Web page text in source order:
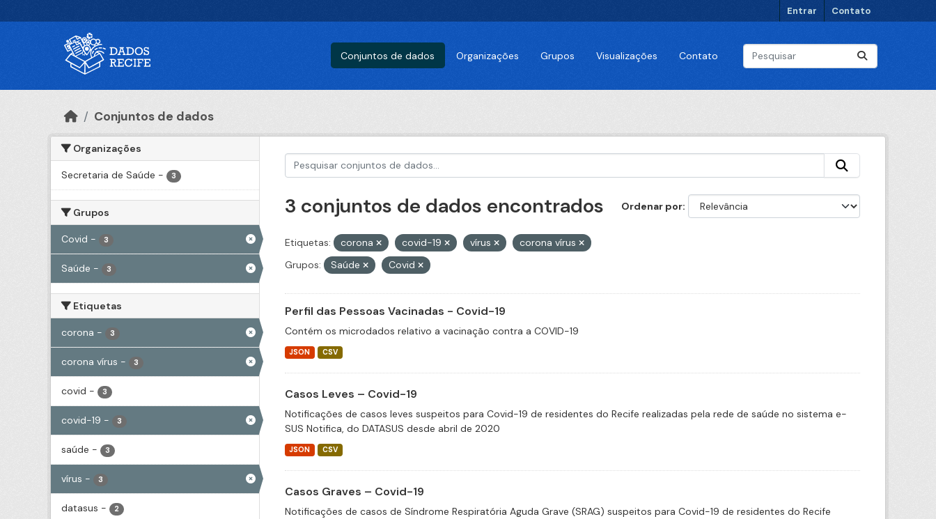
Entrar Contato
Conjuntos de dados Organizações Grupos Visualizações Contato
Conjuntos de dados
Organizações
Secretaria de Saúde - 3
Grupos
Covid - 3
Saúde - 3
Etiquetas
corona - 3
corona vírus - 3
covid - 3
covid-19 - 3
saúde - 3
vírus - 3
datasus - 2
Ordenar por
3 conjuntos de dados encontrados
Etiquetas: corona covid-19 vírus
corona vírus
Grupos:
Saúde Covid
Perfil das Pessoas Vacinadas - Covid-19
Contém os microdados relativo a vacinação contra a COVID-19
JSON CSV
Casos Leves – Covid-19
Notificações de casos leves suspeitos para Covid-19 de residentes do Recife realizadas pela rede de saúde no sistema e-
SUS Notifica, do DATASUS desde abril de 2020
JSON CSV
Casos Graves – Covid-19
Notificações de casos de Síndrome Respiratória Aguda Grave (SRAG) suspeitos para Covid-19 de residentes do Recife